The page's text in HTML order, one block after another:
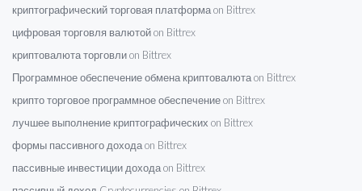
криптографический торговая платформа on Bittrex
цифровая торговля валютой on Bittrex
криптовалюта торговли on Bittrex
Программное обеспечение обмена криптовалюта on Bittrex
крипто торговое программное обеспечение on Bittrex
лучшее выполнение криптографических on Bittrex
формы пассивного дохода on Bittrex
пассивные инвестиции дохода on Bittrex